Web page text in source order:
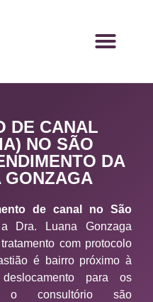
DE CANAL
NO SÃO
DA
GONZAGA
de canal no São
Dra. Luana Gonzaga
com protocolo
é bairro próximo à
para os
o consultório são